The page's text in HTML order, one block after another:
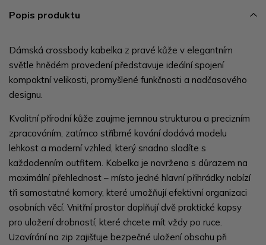
Popis produktu
Dámská crossbody kabelka z pravé kůže v elegantním
světle hnědém provedení představuje ideální spojení
kompaktní velikosti, promyšlené funkčnosti a nadčasového
designu.
Kvalitní přírodní kůže zaujme jemnou strukturou a precizním
zpracováním, zatímco stříbrné kování dodává modelu
lehkost a moderní vzhled, který snadno sladíte s
každodenním outfitem. Kabelka je navržena s důrazem na
maximální přehlednost – místo jedné hlavní přihrádky nabízí
tři samostatné komory, které umožňují efektivní organizaci
osobních věcí. Vnitřní prostor doplňují dvě praktické kapsy
pro uložení drobností, které chcete mít vždy po ruce.
Uzavírání na zip zajišťuje bezpečné uložení obsahu při